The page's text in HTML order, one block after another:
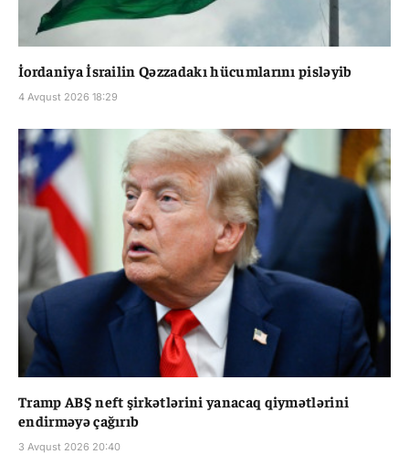
İordaniya İsrailin Qəzzadakı hücumlarını pisləyib
4 Avqust 2026 18:29
Tramp ABŞ neft şirkətlərini yanacaq qiymətlərini
endirməyə çağırıb
3 Avqust 2026 20:40